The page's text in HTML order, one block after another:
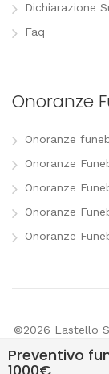
Dichiarazione
Faq
Onoranze
Onoranze
Onoranze
Onoranze
Onoranze
Onoranze
©2026 Lastello
Preventivo